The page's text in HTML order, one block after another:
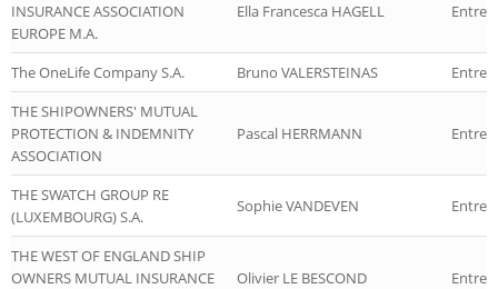
INSURANCE ASSOCIATION
EUROPE M.A.
Ella Francesca HAGELL
The OneLife Company S.A. Bruno VALERSTEINAS
THE SHIPOWNERS' MUTUAL
PROTECTION & INDEMNITY
ASSOCIATION
Pascal HERRMANN
THE SWATCH GROUP RE
(LUXEMBOURG) S.A.
Sophie VANDEVEN
THE WEST OF ENGLAND SHIP
OWNERS MUTUAL INSURANCE
Olivier LE BESCOND